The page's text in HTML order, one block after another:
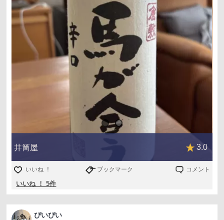
井筒屋 3.0
いいね ！ ブックマーク コメント
いいね ！ 5件
ぴいぴい